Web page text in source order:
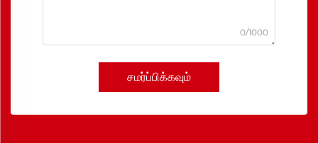
0/1000
சமர்ப்பிக்கவும்